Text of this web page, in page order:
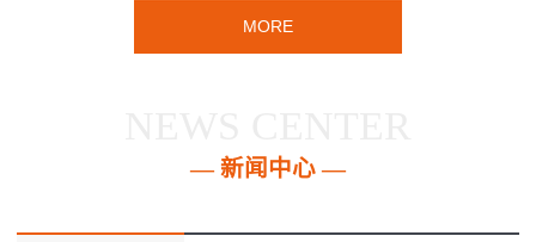
MORE
— 新闻中心 —